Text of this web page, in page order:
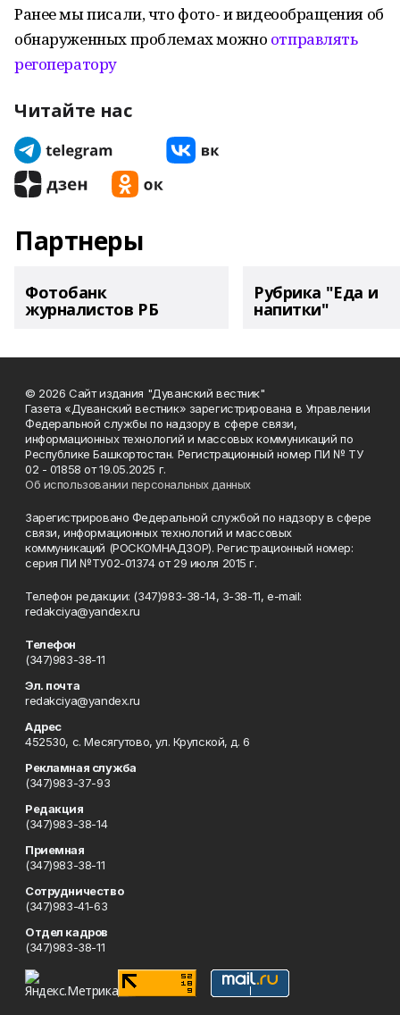
Ранее мы писали, что фото- и видеообращения об
обнаруженных проблемах можно отправлять
регоператору
Читайте нас
Партнеры
Фотобанк
журналистов РБ
Рубрика "Еда и
напитки"
© 2026 Сайт издания "Дуванский вестник"
Газета «Дуванский вестник» зарегистрирована в Управлении
Федеральной службы по надзору в сфере связи,
информационных технологий и массовых коммуникаций по
Республике Башкортостан. Регистрационный номер ПИ № ТУ
02 - 01858 от 19.05.2025 г.
Об использовании персональных данных
Зарегистрировано Федеральной службой по надзору в сфере
связи, информационных технологий и массовых
коммуникаций (РОСКОМНАДЗОР). Регистрационный номер:
серия ПИ №ТУ02-01374 от 29 июля 2015 г.
Телефон редакции: (347)983-38-14, 3-38-11, e-mail:
redakciya@yandex.ru
Телефон
(347)983-38-11
Эл. почта
redakciya@yandex.ru
Адрес
452530, с. Месягутово, ул. Крупской, д. 6
Рекламная служба
(347)983-37-93
Редакция
(347)983-38-14
Приемная
(347)983-38-11
Сотрудничество
(347)983-41-63
Отдел кадров
(347)983-38-11